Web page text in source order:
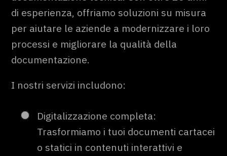
di esperienza, offriamo soluzioni su misura
per aiutare le aziende a modernizzare i loro
processi e migliorare la qualità della
documentazione.
I nostri servizi includono:
Digitalizzazione completa:
Trasformiamo i tuoi documenti cartacei
o statici in contenuti interattivi e